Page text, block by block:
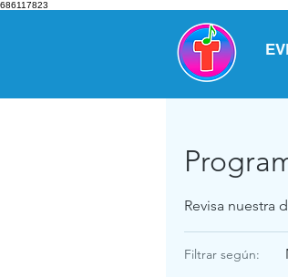
686117823
Revisa nuestra
Filtrar según: